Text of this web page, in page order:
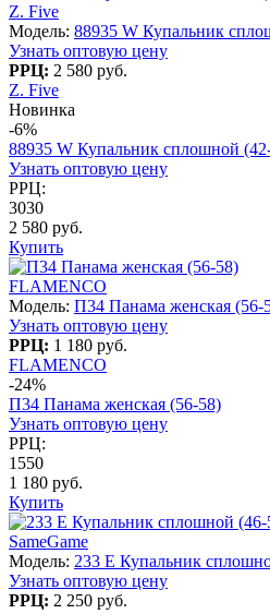
Z. Five
Модель: 88935 W Купальник
Узнать оптовую цену
РРЦ: 2 580 руб.
Z. Five
Новинка
-6%
88935 W Купальник сплошной
Узнать оптовую цену
РРЦ:
3030
2 580 руб.
Купить
FLAMENCO
Модель: П34 Панама женская (56-
Узнать оптовую цену
РРЦ: 1 180 руб.
FLAMENCO
-24%
П34 Панама женская (56-58)
Узнать оптовую цену
РРЦ:
1550
1 180 руб.
Купить
SameGame
Модель: 233 E Купальник
Узнать оптовую цену
РРЦ: 2 250 руб.